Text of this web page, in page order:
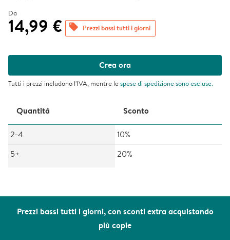
Prezzi bassi tutti i giorni, con sconti extra acquistando
più copie
Da
14,99 € offers Prezzi bassi tutti i giorni
Crea ora
Tutti i prezzi includono l'IVA, mentre lespese di spedizionesono escluse.
Quantità Sconto
2-4
10%
5+
20%